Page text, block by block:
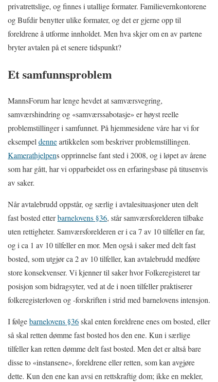
privatrettslige, og finnes i utallige formater. Familievernkontorene
og Bufdir benytter ulike formater, og det er gjerne opp til
foreldrene å utforme innholdet. Men hva skjer om en av partene
bryter avtalen på et senere tidspunkt?
Et samfunnsproblem
MannsForum har lenge hevdet at samværsvegring,
samværshindring og «samværssabotasje» er høyst reelle
problemstillinger i samfunnet. På hjemmesidene våre har vi for
eksempeldenneartikkelen som beskriver problemstillingen.
Kamerathjelpens opprinnelse fant sted i 2008, og i løpet av årene
som har gått, har vi opparbeidet oss en erfaringsbase på titusenvis
av saker.
Når avtalebrudd oppstår, og særlig i avtalesituasjoner uten delt
fast bosted etterbarnelovens §36, står samværsforelderen tilbake
uten rettigheter. Samværsforelderen er i ca 7 av 10 tilfeller en far,
og i ca 1 av 10 tilfeller en mor. Men også i saker med delt fast
bosted, som utgjør ca 2 av 10 tilfeller, kan avtalebrudd medføre
store konsekvenser. Vi kjenner til saker hvor Folkeregisteret tar
posisjon som bidragsyter, ved at de i noen tilfeller praktiserer
folkeregisterloven og -forskriften i strid med barnelovens intensjon.
I følgebarnelovens §36skal enten foreldrene enes om bosted, eller
så skal retten dømme fast bosted hos den ene. Kun i særlige
tilfeller kan retten dømme delt fast bosted. Men det er altså bare
disse to «instansene», foreldrene eller retten, som kan avgjøre
dette. Kun den ene kan avsi en rettskraftig dom; ikke en mekler,